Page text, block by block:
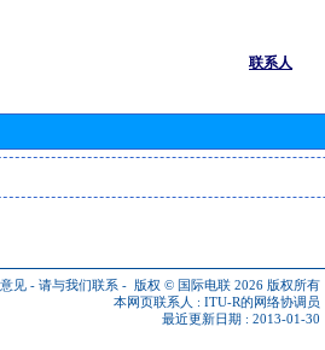
联系人
见 - 请与我们联系 - 版权 © 国际电联 2026 版权所有
本网页联系人 : ITU-R的网络协调员
最近更新日期 : 2013-01-30